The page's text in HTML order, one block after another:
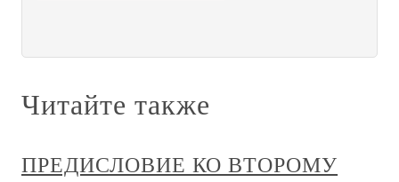
Читайте также
ПРЕДИСЛОВИЕ КО ВТОРОМУ